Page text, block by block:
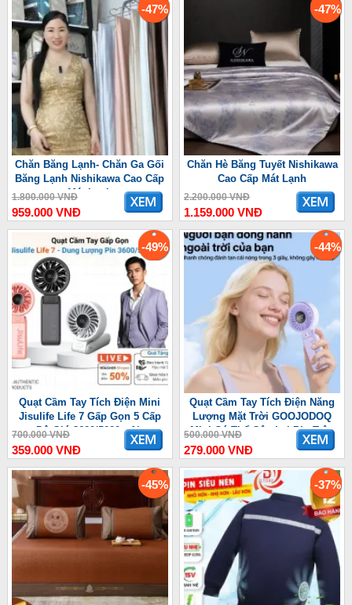
-47%
Chăn Băng Lạnh- Chăn Ga Gối
Băng Lạnh Nishikawa Cao Cấp
Mát Lạnh
1.800.000 VNĐ
959.000 VNĐ
-47%
Chăn Hè Băng Tuyết Nishikawa
Cao Cấp Mát Lạnh
2.200.000 VNĐ
1.159.000 VNĐ
-49%
Quạt Cầm Tay Tích Điện Mini
Jisulife Life 7 Gấp Gọn 5 Cấp
Độ Gió 3600/5000mAh
700.000 VNĐ
359.000 VNĐ
-44%
Quạt Cầm Tay Tích Điện Năng
Lượng Mặt Trời GOOJODOQ
Mini Có Thể Gập Lại Pin Trâu
3600 mAh
500.000 VNĐ
279.000 VNĐ
-45% -37%